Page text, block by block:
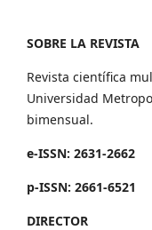
SOBRE LA REVISTA
Revista científica
Universidad
bimensual.
e-ISSN: 2631-2662
p-ISSN: 2661-6521
DIRECTOR